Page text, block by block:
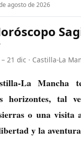
agosto de 2026
21 dic · Castilla-La
La Mancha
horizontes, tal
o una visita
y la